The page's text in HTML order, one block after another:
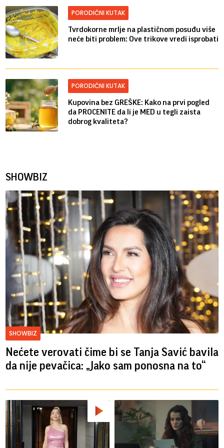
PORODIČNI KUTAK
Tvrdokorne mrlje na plastičnom posuđu više
neće biti problem: Ove trikove vredi isprobati
PORODIČNI KUTAK
Kupovina bez GREŠKE: Kako na prvi pogled
da PROCENITE da li je MED u tegli zaista
dobrog kvaliteta?
SHOWBIZ
SHOWBIZ
Nećete verovati čime bi se Tanja Savić bavila
da nije pevačica: „Jako sam ponosna na to“